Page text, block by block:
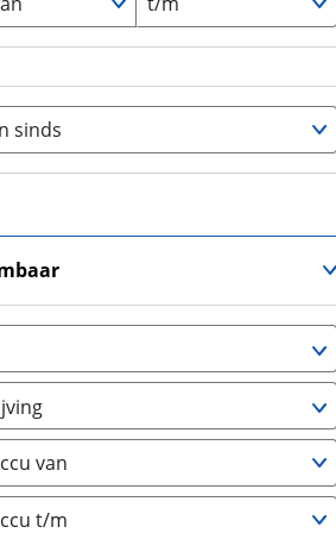
sinds
)
(0)
(0)
(0)
(0)
van
t/m